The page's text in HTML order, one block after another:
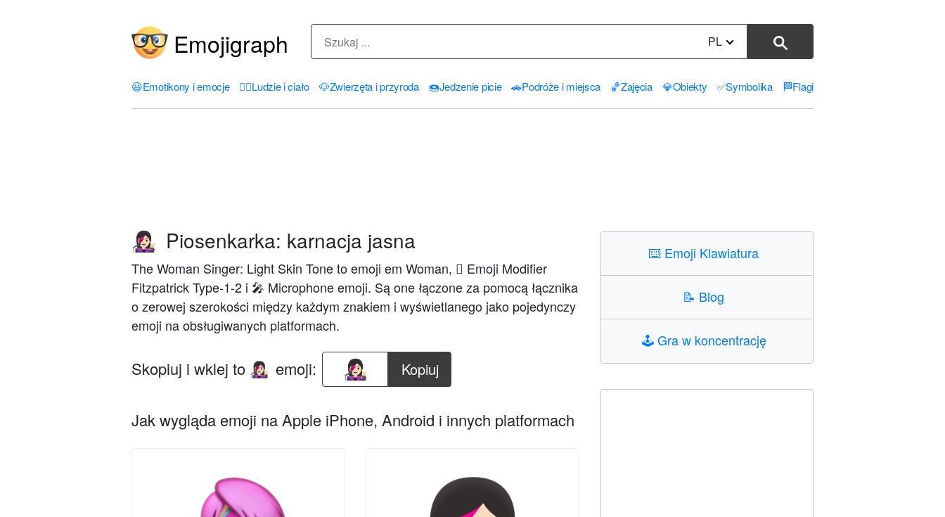
Emojigraph PL
😃Emotikony i emocje 🤦‍♀️Ludzie i ciało 🐶Zwierzęta i przyroda 🍩Jedzenie picie 🚗Podróże i miejsca 🏀Zajęcia 💎Obiekty ✅Symbolika 🏁Flagi
👩🏻‍🎤 Piosenkarka: karnacja jasna
The Woman Singer: Light Skin Tone to emoji em Woman, 🏻 Emoji Modifier
Fitzpatrick Type-1-2 i 🎤 Microphone emoji. Są one łączone za pomocą łącznika
o zerowej szerokości między każdym znakiem i wyświetlanego jako pojedynczy
emoji na obsługiwanych platformach.
Skopiuj i wklej to 👩🏻‍🎤 emoji: Kopiuj
Jak wygląda emoji na Apple iPhone, Android i innych platformach
⌨️ Emoji Klawiatura
📝 Blog
🕹️Gra w koncentrację